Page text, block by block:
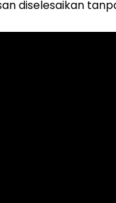
diselesaikan